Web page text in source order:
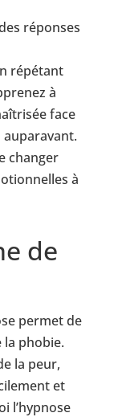
réponses
répétant
à
face
changer
à
de
permet de
phobie.
la peur,
et
l’hypnose